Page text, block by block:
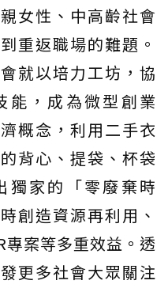
女性、中高齡社會
重返職場的難題。
就以培力工坊，協
能，成為微型創業
概念，利用二手衣
背心、提袋、杯袋
獨家的「零廢棄時
創造資源再利用、
專案等多重效益。透
更多社會大眾關注